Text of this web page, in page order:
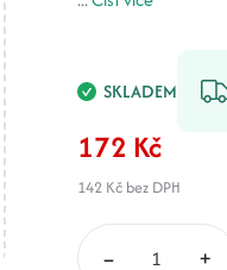
SKLADEM
172 Kč
142 Kčbez DPH
– +